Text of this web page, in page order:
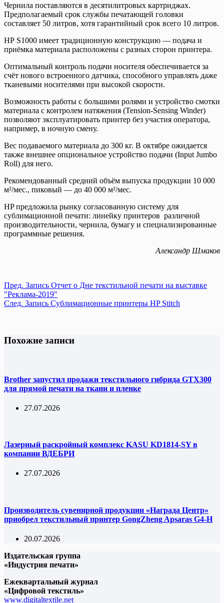
Чернила поставляются в десятилитровых картриджах.
Предполагаемый срок службы печатающей головки
составляет 50 литров, хотя гарантийный срок всего 10 литров.
НР S1000 имеет традиционную конструкцию — подача и
приёмка материала расположены с разных сторон принтера.
Оптимальный контроль подачи носителя обеспечивается за
счёт нового встроенного датчика, способного управлять даже
тканевыми носителями при высокой скорости.
Возможность работы с большими ролями и устройство смотки
материала с контролем натяжения (Tension-Sensing Winder)
позволяют эксплуатировать принтер без участия оператора,
например, в ночную смену.
Вес подаваемого материала до 300 кг. В октябре ожидается
также внешнее опциональное устройство подачи (Input Jumbo
Roll) для него.
Рекомендованный средний объём выпуска продукции 10 000
м²/мес., пиковый — до 40 000 м²/мес.
HP предложила рынку согласованную систему для
сублимационной печати: линейку принтеров различной
производительности, чернила, бумагу и специализированные
программные решения.
Александр Шмаков
Пред. Запись Отчет о Дне текстильной печати на выставке
"Реклама-2019"
След. Запись Сублимационные принтеры HP Stitch
Похожие записи
Brother запустил продажи текстильного гибрида GTX300
для прямой печати на ткани и пленке
27.07.2026
Лазерный раскройный комплекс KASU KD1814-SY в
компании ВДЕБРИ
27.07.2026
Производитель сувенирной продукции «Награда Центр»
приобрел текстильный принтер GongZheng Apsaras G4-H
20.07.2026
Издательская группа
«Индустрия печати»
Ежеквартальный журнал
«Цифровой текстиль»
www.digitaltextile.net